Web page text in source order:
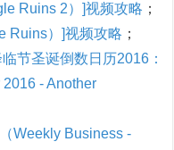
Ruins 2）]视频攻略 ；
Ruins）]视频攻略 ；
节圣诞倒数日历2016：
- Another
Weekly Business -